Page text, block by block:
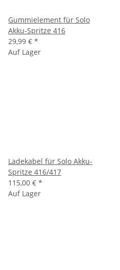
Gummielement für Solo
Akku-Spritze 416
29,99 € *
Auf Lager
Ladekabel für Solo Akku-
Spritze 416/417
115,00 € *
Auf Lager